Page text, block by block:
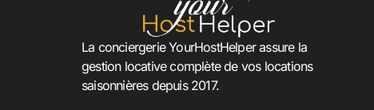
La conciergerie YourHostHelper assure la
gestion locative complète de vos locations
saisonnières depuis 2017.